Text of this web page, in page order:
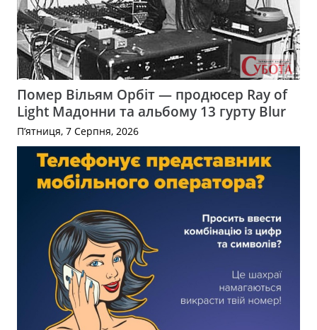
Помер Вільям Орбіт — продюсер Ray of
Light Мадонни та альбому 13 гурту Blur
П’ятниця, 7 Серпня, 2026